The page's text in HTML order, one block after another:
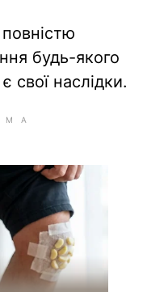
будь-якого
свої наслідки.